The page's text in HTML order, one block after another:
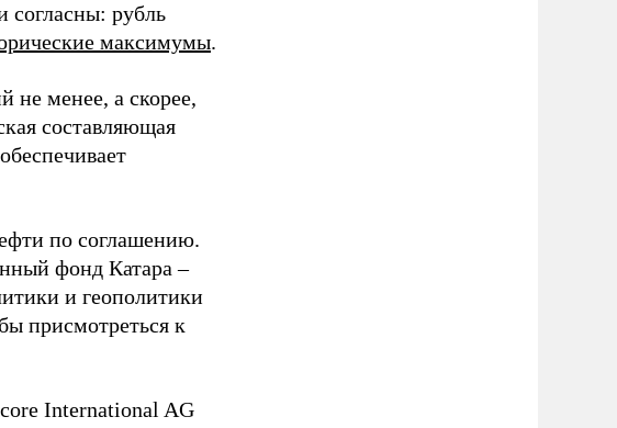
согласны: рубль
максимумы.
не менее, а скорее,
составляющая
по соглашению.
фонд Катара –
и геополитики
присмотреться к
International AG